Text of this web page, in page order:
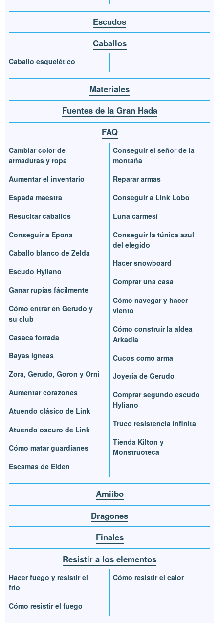
Escudos
Caballos
Caballo esquelético
Materiales
Fuentes de la Gran Hada
FAQ
Cambiar color de
armaduras y ropa
Aumentar el inventario
Espada maestra
Resucitar caballos
Conseguir a Epona
Caballo blanco de Zelda
Escudo Hyliano
Ganar rupias fácilmente
Cómo entrar en Gerudo y
su club
Casaca forrada
Bayas ígneas
Zora, Gerudo, Goron y Orni
Aumentar corazones
Atuendo clásico de Link
Atuendo oscuro de Link
Cómo matar guardianes
Escamas de Elden
Conseguir el señor de la
montaña
Reparar armas
Conseguir a Link Lobo
Luna carmesí
Conseguir la túnica azul
del elegido
Hacer snowboard
Comprar una casa
Cómo navegar y hacer
viento
Cómo construir la aldea
Arkadia
Cucos como arma
Joyería de Gerudo
Comprar segundo escudo
Hyliano
Truco resistencia infinita
Tienda Kilton y
Monstruoteca
Amiibo
Dragones
Finales
Resistir a los elementos
Hacer fuego y resistir el
frío
Cómo resistir el fuego
Cómo resistir el calor